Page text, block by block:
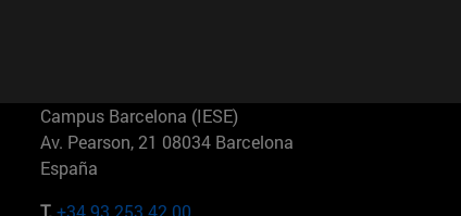
Campus Barcelona (IESE)
Av. Pearson, 21 08034 Barcelona
España
T. +34 93 253 42 00